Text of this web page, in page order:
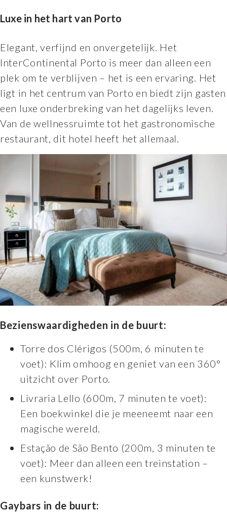
Luxe in het hart van Porto
Elegant, verfijnd en onvergetelijk. Het
InterContinental Porto is meer dan alleen een
plek om te verblijven – het is een ervaring. Het
ligt in het centrum van Porto en biedt zijn gasten
een luxe onderbreking van het dagelijks leven.
Van de wellnessruimte tot het gastronomische
restaurant, dit hotel heeft het allemaal.
Bezienswaardigheden in de buurt:
Torre dos Clérigos (500m, 6 minuten te
voet): Klim omhoog en geniet van een 360°
uitzicht over Porto.
Livraria Lello (600m, 7 minuten te voet):
Een boekwinkel die je meeneemt naar een
magische wereld.
Estação de São Bento (200m, 3 minuten te
voet): Meer dan alleen een treinstation –
een kunstwerk!
Gaybars in de buurt: